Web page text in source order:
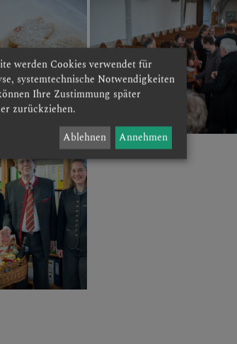
werden Cookies verwendet für
systemtechnische Notwendigkeiten
Ihre Zustimmung später
zurückziehen.
Ablehnen Annehmen